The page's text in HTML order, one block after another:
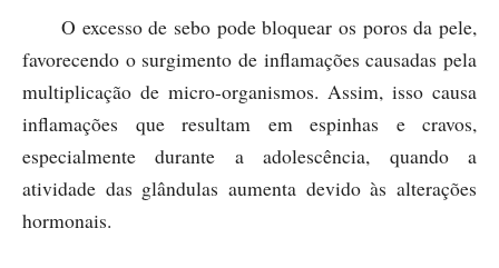
O excesso de sebo pode bloquear os poros da pele,
favorecendo o surgimento de inflamações causadas pela
multiplicação de micro-organismos. Assim, isso causa
inflamações que resultam em espinhas e cravos,
especialmente durante a adolescência, quando a
atividade das glândulas aumenta devido às alterações
hormonais.